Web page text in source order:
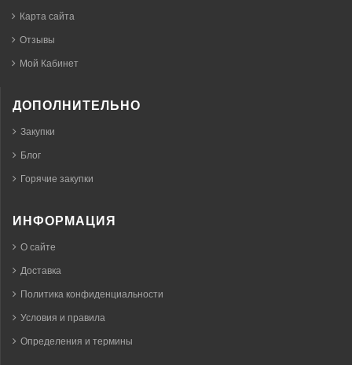
Карта сайта
Отзывы
Мой Кабинет
ДОПОЛНИТЕЛЬНО
Закупки
Блог
Горячие закупки
ИНФОРМАЦИЯ
О сайте
Доставка
Политика конфиденциальности
Условия и правила
Определения и термины